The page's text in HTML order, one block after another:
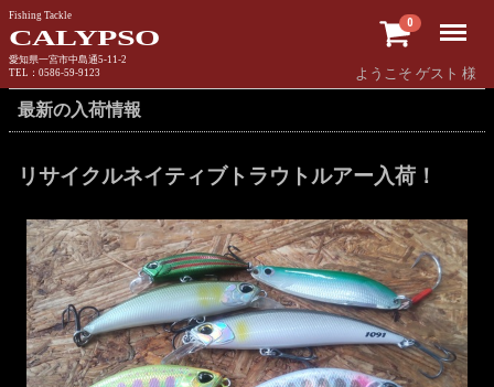
Fishing Tackle
CALYPSO
愛知県一宮市中島通5-11-2
TEL：0586-59-9123
0
ようこそ ゲスト 様
Menu
最新の入荷情報
リサイクルネイティブトラウトルアー入荷！